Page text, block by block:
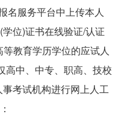
名服务平台中上传本人
位)证书在线验证/认证
教育学历学位的应试人
高中、中专、职高、技校
考试机构进行网上人工